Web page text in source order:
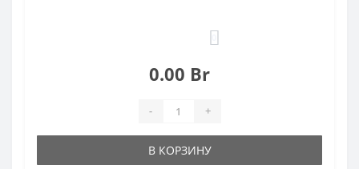
0.00 Br
- +
В КОРЗИНУ